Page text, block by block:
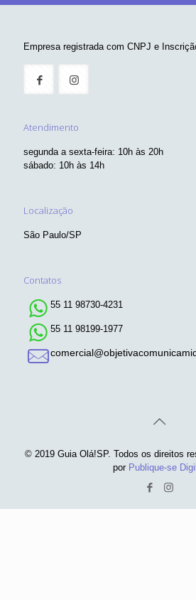
Empresa registrada com CNPJ e
Atendimento
segunda a sexta-feira: 10h às 20h
sábado: 10h às 14h
Localização
São Paulo/SP
Contatos
55 11 98730-4231
55 11 98199-1977
© 2019 Guia Olá!SP. Todos os direitos
por Publique-se